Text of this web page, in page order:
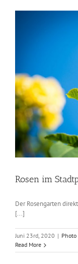
Rosen im
Der Rosengarten
[...]
Juni 23rd, 2020 | Photo
Read More